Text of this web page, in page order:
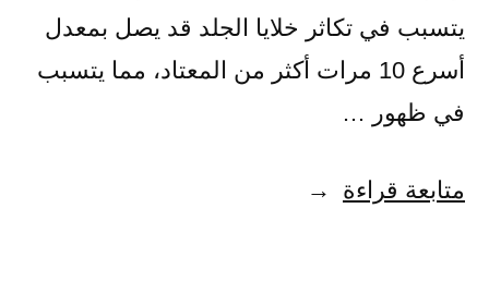
يتسبب في تكاثر خلايا الجلد قد يصل بمعدل
أسرع 10 مرات أكثر من المعتاد، مما يتسبب
في ظهور …
متابعة قراءة